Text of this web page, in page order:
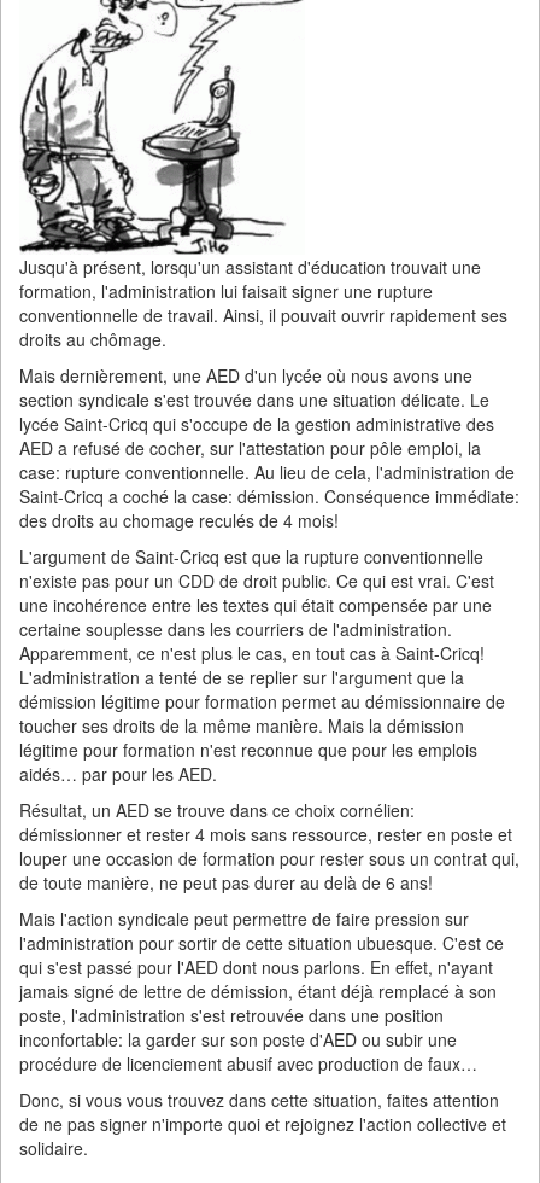
Jusqu'à présent, lorsqu'un assistant d'éducation trouvait une
formation, l'administration lui faisait signer une rupture
conventionnelle de travail. Ainsi, il pouvait ouvrir rapidement ses
droits au chômage.
Mais dernièrement, une AED d'un lycée où nous avons une
section syndicale s'est trouvée dans une situation délicate. Le
lycée Saint-Cricq qui s'occupe de la gestion administrative des
AED a refusé de cocher, sur l'attestation pour pôle emploi, la
case: rupture conventionnelle. Au lieu de cela, l'administration de
Saint-Cricq a coché la case: démission. Conséquence immédiate:
des droits au chomage reculés de 4 mois!
L'argument de Saint-Cricq est que la rupture conventionnelle
n'existe pas pour un CDD de droit public. Ce qui est vrai. C'est
une incohérence entre les textes qui était compensée par une
certaine souplesse dans les courriers de l'administration.
Apparemment, ce n'est plus le cas, en tout cas à Saint-Cricq!
L'administration a tenté de se replier sur l'argument que la
démission légitime pour formation permet au démissionnaire de
toucher ses droits de la même manière. Mais la démission
légitime pour formation n'est reconnue que pour les emplois
aidés… par pour les AED.
Résultat, un AED se trouve dans ce choix cornélien:
démissionner et rester 4 mois sans ressource, rester en poste et
louper une occasion de formation pour rester sous un contrat qui,
de toute manière, ne peut pas durer au delà de 6 ans!
Mais l'action syndicale peut permettre de faire pression sur
l'administration pour sortir de cette situation ubuesque. C'est ce
qui s'est passé pour l'AED dont nous parlons. En effet, n'ayant
jamais signé de lettre de démission, étant déjà remplacé à son
poste, l'administration s'est retrouvée dans une position
inconfortable: la garder sur son poste d'AED ou subir une
procédure de licenciement abusif avec production de faux…
Donc, si vous vous trouvez dans cette situation, faites attention
de ne pas signer n'importe quoi et rejoignez l'action collective et
solidaire.